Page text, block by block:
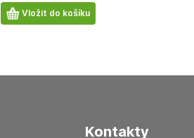
Počet
produktů
Vložit do košíku
kontakty